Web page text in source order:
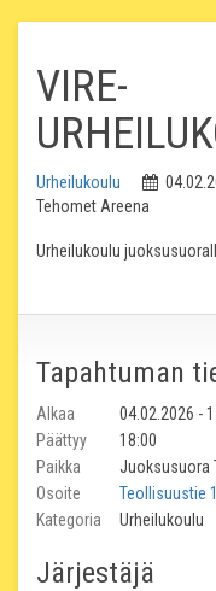
VIRE-
Urheilukoulu
Tehomet Areena
Urheilukoulu
Tapahtuman
Alkaa
04.02.2026 -
Päättyy
18:00
Paikka
Juoksusuora
Osoite
Teollisuustie
Kategoria
Urheilukoulu
Järjestäjä